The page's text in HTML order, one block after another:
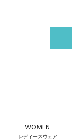
WOMEN
レディースウェア